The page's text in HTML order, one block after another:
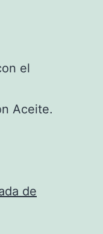
el
Aceite.
de